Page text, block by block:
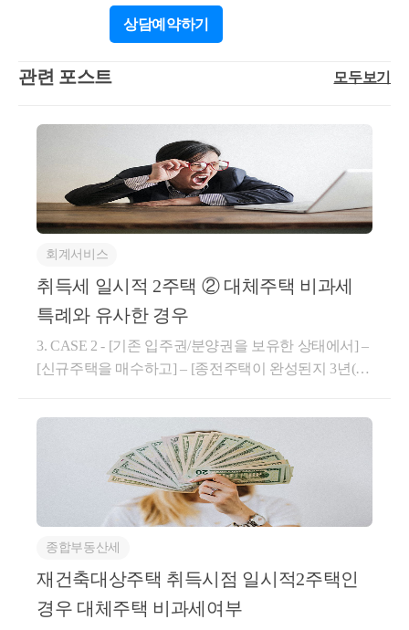
~ 2020. 08.17 등록 : 장기임대주택으로 등록 + 8년 이상
임대 - 2020. 08. 18 ~ 등록 : 장기임대주택으로 등록 + 1
비 보증금이나 임대료 5% 범위내로 상한 4. 지방자치
되셨길 바랍니다. 감사합니다. * 보다 궁금한 사항이
있으실 경우, 02 6403 9250 또는 cta_moonyh@naver.com
으로 연락을 주셔도 됩니다.
상담예약하기
관련 포스트 모두보기
회계서비스
취득세 일시적 2주택 ② 대체주택 비과세
특례와 유사한 경우
3. CASE 2 - [기존 입주권/분양권을 보유한 상태에서] –
[신규주택을 매수하고] – [종전주택이 완성된지 3년(1
행령 제28조의5(일시적 2주택)① 법 제13조의2제1항제
2호에 따른 “대통령령으로 정하는 일시적 2주택”이란
국내에 주택, 조합원입주권, 주택분양권 또는 오피스
텔을 1개 소유한 1세대가 그 주택, 조합원입주권, 주택
분양권 또는 오피스텔(이하 이 조 및 제36조의3에서
“종전 주택등”이라 한다)을 소유한 상태에서 이사ㆍ학
업ㆍ취업ㆍ직장이전 및 이와 유사한 사유로 다른 1주
택(이하 이 조 및 제36조의3에서 “신규 주택”이라 한
이 모두 「주택법」 제63조의2제1항제1호에 따른 조
종합부동산세
재건축대상주택 취득시점 일시적2주택인
경우 대체주택 비과세여부